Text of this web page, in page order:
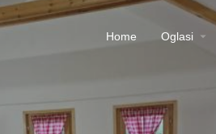
Home Oglasi